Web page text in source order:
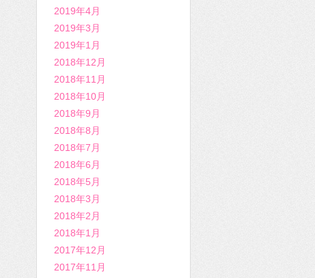
2019年4月
2019年3月
2019年1月
2018年12月
2018年11月
2018年10月
2018年9月
2018年8月
2018年7月
2018年6月
2018年5月
2018年3月
2018年2月
2018年1月
2017年12月
2017年11月